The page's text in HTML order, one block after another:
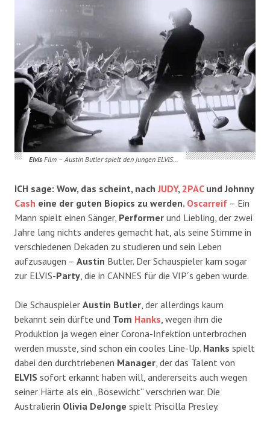
ElvisFilm – Austin Butler spielt den jungen ELVIS…
ICH sage: Wow, das scheint, nachJUDY, 2PACund Johnny
Cash eine der guten Biopics zu werden. Oscarreif – Ein
Mann spielt einen Sänger, Performer und Liebling, der zwei
Jahre lang nichts anderes gemacht hat, als seine Stimme in
verschiedenen Dekaden zu studieren und sein Leben
aufzusaugen – Austin Butler. Der Schauspieler kam sogar
zur ELVIS-Party , die in CANNES für die VIP´s geben wurde.
Die Schauspieler Austin Butler , der allerdings kaum
bekannt sein dürfte und Tom Hanks , wegen ihm die
Produktion ja wegen einer Corona-Infektion unterbrochen
werden musste, sind schon ein cooles Line-Up. Hanks spielt
dabei den durchtriebenen Manager , der das Talent von
ELVIS sofort erkannt haben will, andererseits auch wegen
seiner Härte als ein „Bösewicht“ verschrien war. Die
Australierin Olivia DeJonge spielt Priscilla Presley.